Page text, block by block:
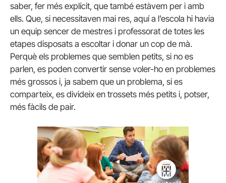
saber, fer més explícit, que també estàvem per i amb
ells. Que, si necessitaven mai res, aquí a l’escola hi havia
un equip sencer de mestres i professorat de totes les
etapes disposats a escoltar i donar un cop de mà.
Perquè els problemes que semblen petits, si no es
parlen, es poden convertir sense voler-ho en problemes
més grossos i, ja sabem que un problema, si es
comparteix, es divideix en trossets més petits i, potser,
més fàcils de pair.